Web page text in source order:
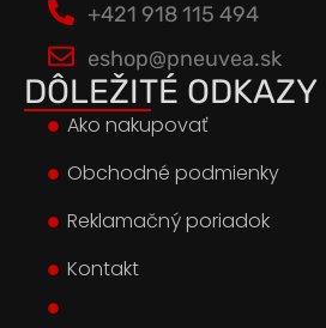
+421 918 115 494
eshop@pneuvea.sk
DÔLEŽITÉ ODKAZY
Ako nakupovať
Obchodné podmienky
Reklamačný poriadok
Kontakt